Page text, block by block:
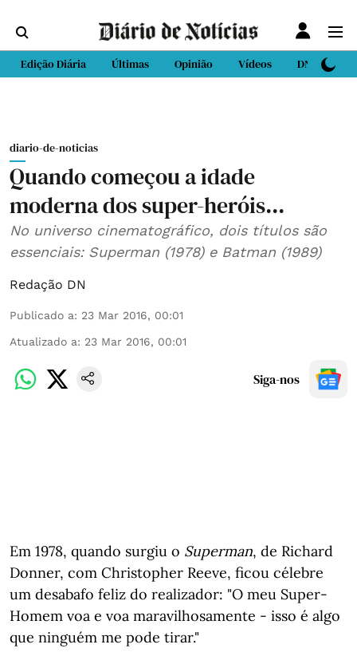
Edição Diária Últimas Opinião Vídeos DN Sport
diario-de-noticias
Quando começou a idade
moderna dos super-heróis...
No universo cinematográfico, dois títulos são
essenciais: Superman (1978) e Batman (1989)
Redação DN
Publicado a: 23 Mar 2016, 00:01
Atualizado a: 23 Mar 2016, 00:01
Siga-nos
Em 1978, quando surgiu o Superman, de Richard
Donner, com Christopher Reeve, ficou célebre
um desabafo feliz do realizador: "O meu Super-
Homem voa e voa maravilhosamente - isso é algo
que ninguém me pode tirar."